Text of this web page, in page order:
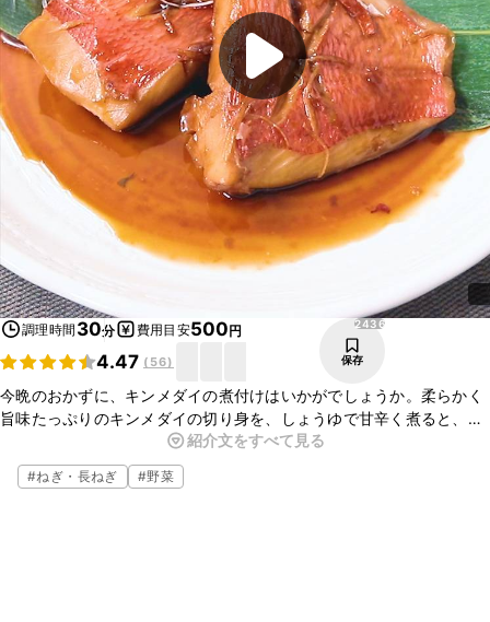
調理時間 30分 費用目安500円
4.47 ( 56)
2436
保存
今晩のおかずに、キンメダイの煮付けはいかがでしょうか。柔らかく
旨味たっぷりのキンメダイの切り身を、しょうゆで甘辛く煮ると、ご
はんのおかずにぴったりですよ。お酒のおつまみとしてもぴったりな
ので、ぜひ作ってみてくださいね。
紹介文をすべて見る
#ねぎ・長ねぎ #野菜